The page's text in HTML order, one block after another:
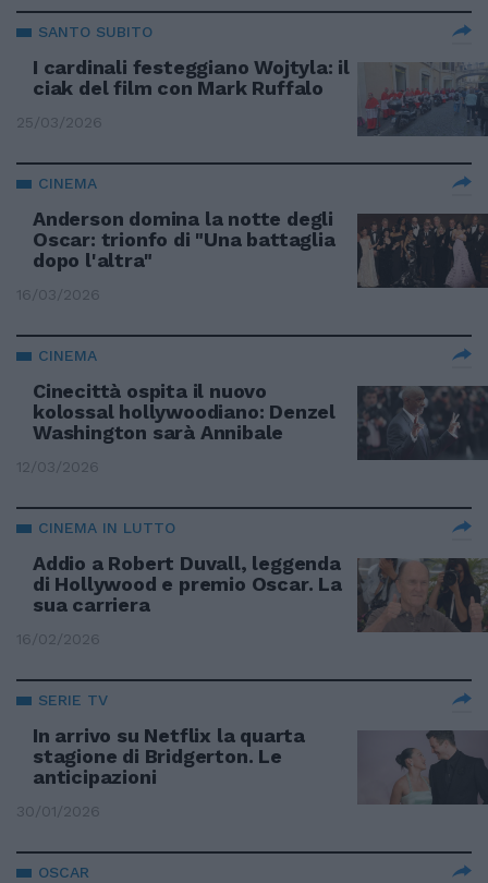
SANTO SUBITO
I cardinali festeggiano Wojtyla: il
ciak del film con Mark Ruffalo
25/03/2026
CINEMA
Anderson domina la notte degli
Oscar: trionfo di "Una battaglia
dopo l'altra"
16/03/2026
CINEMA
Cinecittà ospita il nuovo
kolossal hollywoodiano: Denzel
Washington sarà Annibale
12/03/2026
CINEMA IN LUTTO
Addio a Robert Duvall, leggenda
di Hollywood e premio Oscar. La
sua carriera
16/02/2026
SERIE TV
In arrivo su Netflix la quarta
stagione di Bridgerton. Le
anticipazioni
30/01/2026
OSCAR